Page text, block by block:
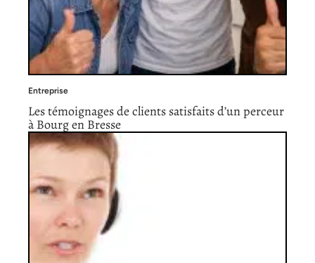
Entreprise
Les témoignages de clients satisfaits d’un perceur
à Bourg en Bresse